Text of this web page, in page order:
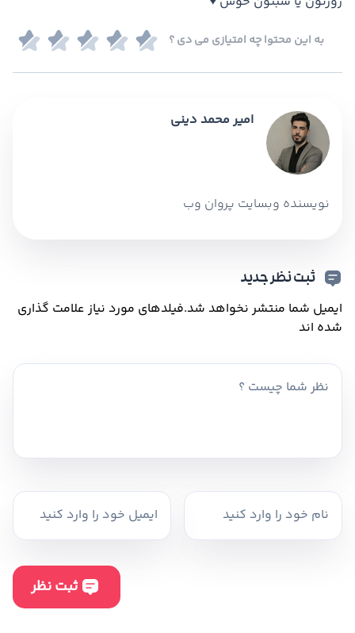
به این محتوا چه امتیازی می دی ؟
امیر محمد دینی
نویسنده وبسایت پروان وب
ثبت نظر جدید
ایمیل شما منتشر نخواهد شد.فیلدهای مورد نیاز علامت گذاری
شده اند